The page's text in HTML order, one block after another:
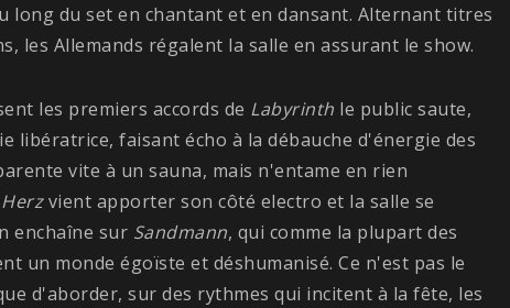
long du set en chantant et en dansant. Alternant titres
les Allemands régalent la salle en assurant le show.
les premiers accords de Labyrinth le public saute,
libératrice, faisant écho à la débauche d'énergie des
vite à un sauna, mais n'entame en rien
vient apporter son côté electro et la salle se
enchaîne sur Sandmann, qui comme la plupart des
un monde égoïste et déshumanisé. Ce n'est pas le
d'aborder, sur des rythmes qui incitent à la fête, les